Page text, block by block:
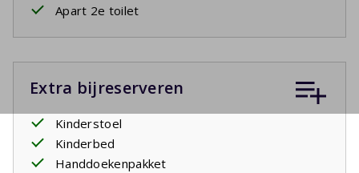
Apart 2e toilet
Extra bijreserveren
Kinderstoel
Kinderbed
Handdoekenpakket